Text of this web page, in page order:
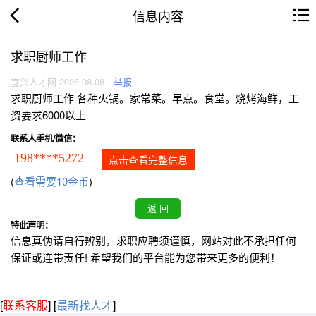
信息内容
求职厨师工作
宜兴人才网 2026.08.08 举报
求职厨师工作 各种火锅。家常菜。早点。食堂。烧烤海鲜，工
资要求6000以上
联系人手机/微信：
198****5272 点击查看完整信息
(查看需要10金币)
特此声明：
信息真伪请自行辨别，求职应聘须谨慎，网站对此不承担任何
保证或连带责任! 希望我们的平台能为您带来更多的便利！
[联系客服] [最新找人才]